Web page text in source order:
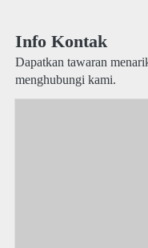
Info Kontak
Dapatkan tawaran
menghubungi kami.